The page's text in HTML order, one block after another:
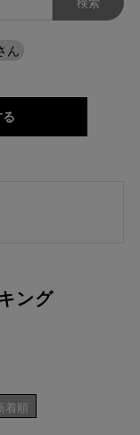
ん
ング
着順